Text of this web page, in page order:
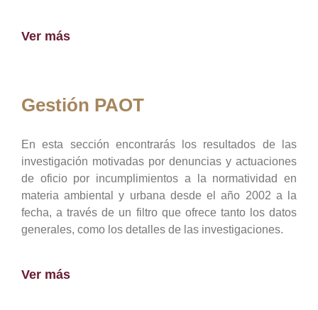
Ver más
Gestión PAOT
En esta sección encontrarás los resultados de las
investigación motivadas por denuncias y actuaciones
de oficio por incumplimientos a la normatividad en
materia ambiental y urbana desde el año 2002 a la
fecha, a través de un filtro que ofrece tanto los datos
generales, como los detalles de las investigaciones.
Ver más